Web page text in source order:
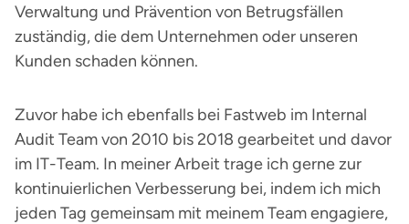
Verwaltung und Prävention von Betrugsfällen
zuständig, die dem Unternehmen oder unseren
Kunden schaden können.
Zuvor habe ich ebenfalls bei Fastweb im Internal
Audit Team von 2010 bis 2018 gearbeitet und davor
im IT-Team. In meiner Arbeit trage ich gerne zur
kontinuierlichen Verbesserung bei, indem ich mich
jeden Tag gemeinsam mit meinem Team engagiere,